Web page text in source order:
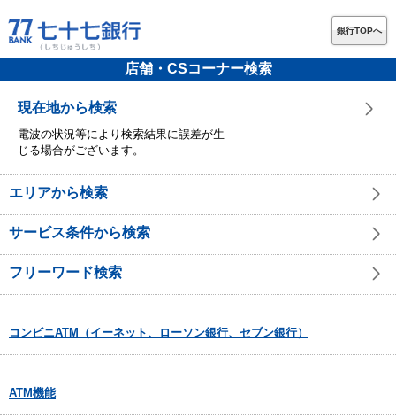
銀行TOPへ
店舗・CSコーナー検索
現在地から検索
電波の状況等により検索結果に誤差が生
じる場合がございます。
エリアから検索
サービス条件から検索
フリーワード検索
コンビニATM（イーネット、ローソン銀行、セブン銀行）
ATM機能